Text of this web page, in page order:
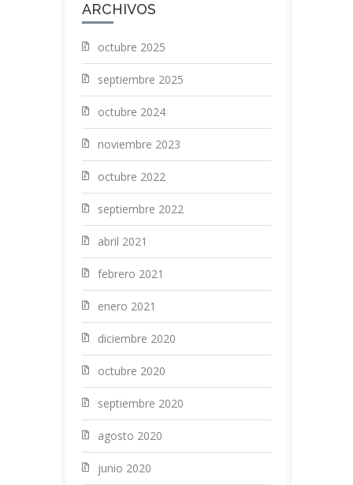
ARCHIVOS
octubre 2025
septiembre 2025
octubre 2024
noviembre 2023
octubre 2022
septiembre 2022
abril 2021
febrero 2021
enero 2021
diciembre 2020
octubre 2020
septiembre 2020
agosto 2020
junio 2020